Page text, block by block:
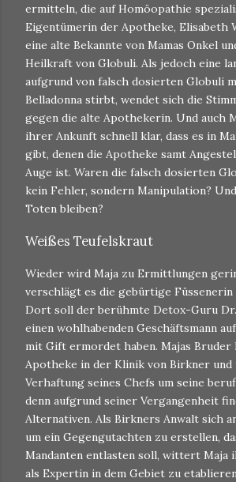
ermitteln, die auf Homöopathie
Eigentümerin der Apotheke, Elisabeth
eine alte Bekannte von Mamas Onkel
Heilkraft von Globuli. Als jedoch eine
aufgrund von falsch dosierten Globuli
Belladonna stirbt, wendet sich die
gegen die alte Apothekerin. Und auch
ihrer Ankunft schnell klar, dass es in
gibt, denen die Apotheke samt
Auge ist. Waren die falsch dosierten
kein Fehler, sondern Manipulation?
Toten bleiben?
Weißes Teufelskraut
Wieder wird Maja zu Ermittlungen
verschlägt es die gebürtige Füssenerin
Dort soll der berühmte Detox-Guru
einen wohlhabenden Geschäftsmann
mit Gift ermordet haben. Majas Bruder
Apotheke in der Klinik von Birkner
Verhaftung seines Chefs um seine
denn aufgrund seiner Vergangenheit
Alternativen. Als Birkners Anwalt sich
um ein Gegengutachten zu erstellen,
Mandanten entlasten soll, wittert Maja
als Expertin in dem Gebiet zu